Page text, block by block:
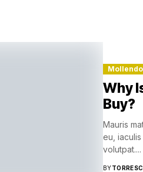
Mollendo
Why
Buy?
Mauris
eu,
volutpat....
BY